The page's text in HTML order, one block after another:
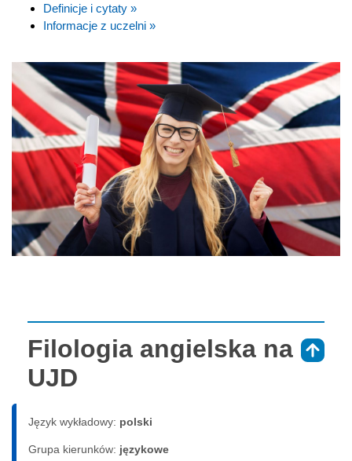
Definicje i cytaty »
Informacje z uczelni »
Filologia angielska na
UJD
Język wykładowy: polski
Grupa kierunków: językowe